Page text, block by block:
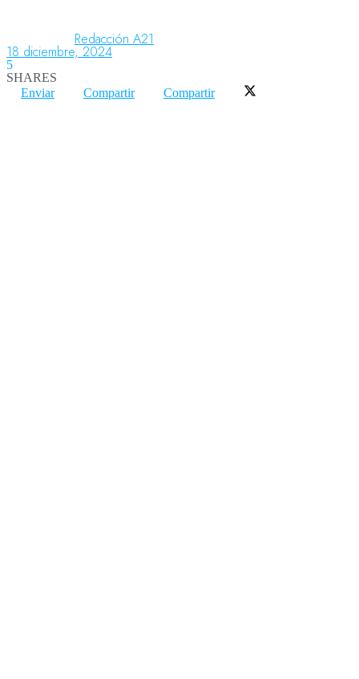
Redacción A21
18 diciembre, 2024
5
SHARES
Enviar
Compartir Compartir